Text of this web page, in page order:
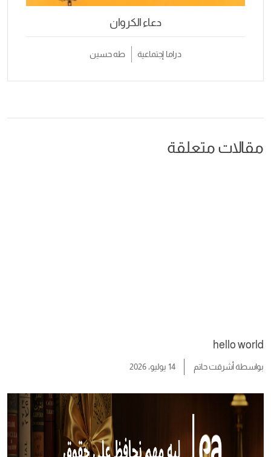
دعاء الكروان
دراما إجتماعية طه حسين
مقالات متعلقة
hello world
بواسطةأشرقت حاتم 14 يوليو، 2026